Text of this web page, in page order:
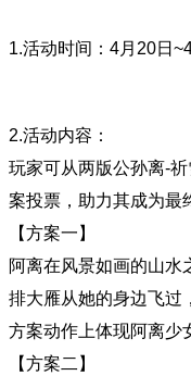
1.活动时间：4月20日
2.活动内容：
玩家可从两版公孙离-
案投票，助力其成为最
【方案一】
阿离在风景如画的山水
排大雁从她的身边飞过
方案动作上体现阿离少
【方案二】